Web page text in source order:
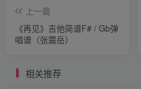
上一篇
《再见》吉他简谱F# / Gb弹
唱谱（张震岳）
相关推荐